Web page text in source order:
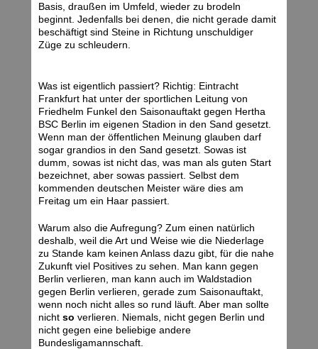
Basis, draußen im Umfeld, wieder zu brodeln
beginnt. Jedenfalls bei denen, die nicht gerade damit
beschäftigt sind Steine in Richtung unschuldiger
Züge zu schleudern.
Was ist eigentlich passiert? Richtig: Eintracht
Frankfurt hat unter der sportlichen Leitung von
Friedhelm Funkel den Saisonauftakt gegen Hertha
BSC Berlin im eigenen Stadion in den Sand gesetzt.
Wenn man der öffentlichen Meinung glauben darf
sogar grandios in den Sand gesetzt. Sowas ist
dumm, sowas ist nicht das, was man als guten Start
bezeichnet, aber sowas passiert. Selbst dem
kommenden deutschen Meister wäre dies am
Freitag um ein Haar passiert.
Warum also die Aufregung? Zum einen natürlich
deshalb, weil die Art und Weise wie die Niederlage
zu Stande kam keinen Anlass dazu gibt, für die nahe
Zukunft viel Positives zu sehen. Man kann gegen
Berlin verlieren, man kann auch im Waldstadion
gegen Berlin verlieren, gerade zum Saisonauftakt,
wenn noch nicht alles so rund läuft. Aber man sollte
nicht so verlieren. Niemals, nicht gegen Berlin und
nicht gegen eine beliebige andere
Bundesligamannschaft.